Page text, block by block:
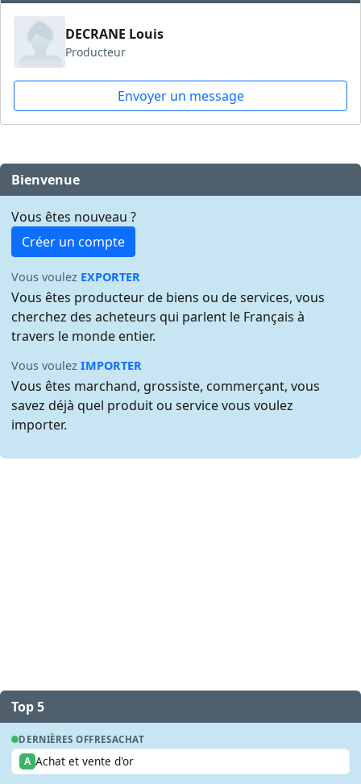
DECRANE Louis
Producteur
Envoyer un message
Bienvenue
Vous êtes nouveau ?
Créer un compte
Vous voulez EXPORTER
Vous êtes producteur de biens ou de services, vous
cherchez des acheteurs qui parlent le Français à
travers le monde entier.
Vous voulezIMPORTER
Vous êtes marchand, grossiste, commerçant, vous
savez déjà quel produit ou service vous voulez
importer.
Top 5
DERNIÈRES OFFRESACHAT
A Achat et vente d'or